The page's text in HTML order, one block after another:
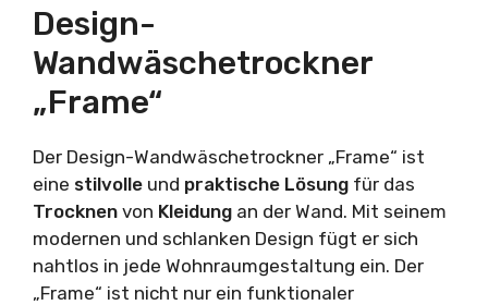
Design-
Wandwäschetrockner
„Frame“
Der Design-Wandwäschetrockner „Frame“ ist
eine stilvolle und praktische Lösung für das
Trocknen von Kleidung an der Wand. Mit seinem
modernen und schlanken Design fügt er sich
nahtlos in jede Wohnraumgestaltung ein. Der
„Frame“ ist nicht nur ein funktionaler